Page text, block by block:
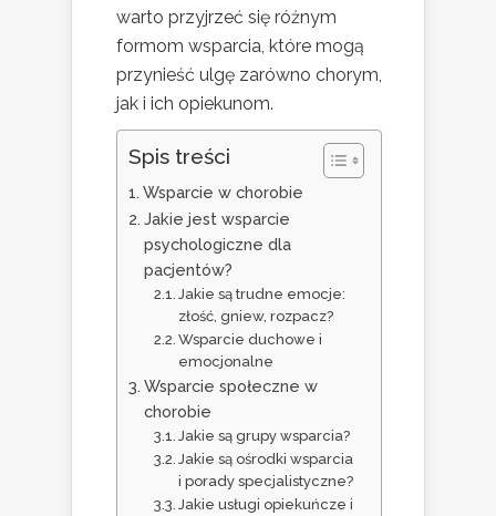
warto przyjrzeć się różnym
formom wsparcia, które mogą
przynieść ulgę zarówno chorym,
jak i ich opiekunom.
Spis treści
Wsparcie w chorobie
Jakie jest wsparcie
psychologiczne dla
pacjentów?
Jakie są trudne emocje:
złość, gniew, rozpacz?
Wsparcie duchowe i
emocjonalne
Wsparcie społeczne w
chorobie
Jakie są grupy wsparcia?
Jakie są ośrodki wsparcia
i porady specjalistyczne?
Jakie usługi opiekuńcze i